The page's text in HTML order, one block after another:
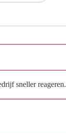
sneller reageren.